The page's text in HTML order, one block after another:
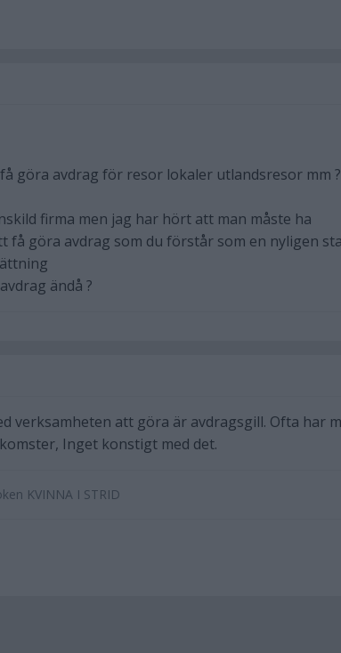
göra avdrag för resor lokaler utlandsresor mm ?
firma men jag har hört att man måste ha
göra avdrag som du förstår som en nyligen
ändå ?
verksamheten att göra är avdragsgill. Ofta har
Inget konstigt med det.
KVINNA I STRID